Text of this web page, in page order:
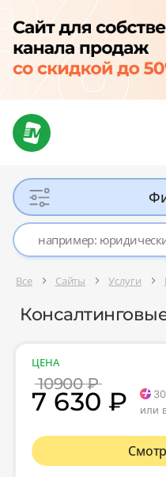
Все Сайты Услуги
ЦЕНА
10900 ₽
7 630 ₽
или